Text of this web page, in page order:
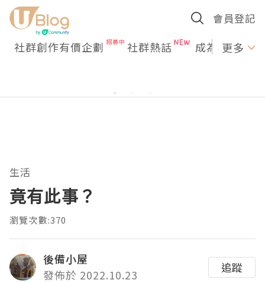
會員登記
社群創作有價企劃 社群熱話 成為U更多
生活
竟有此事？
瀏覽次數:370
後備小屋
發佈於 2022.10.23
追蹤